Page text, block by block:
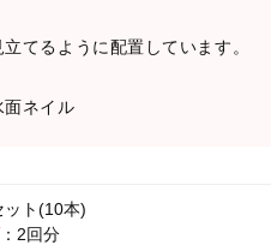
てるように配置しています。
面ネイル
ット(10本)
：2回分